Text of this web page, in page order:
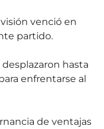
venció en
partido.
desplazaron hasta
enfrentarse al
de ventajas